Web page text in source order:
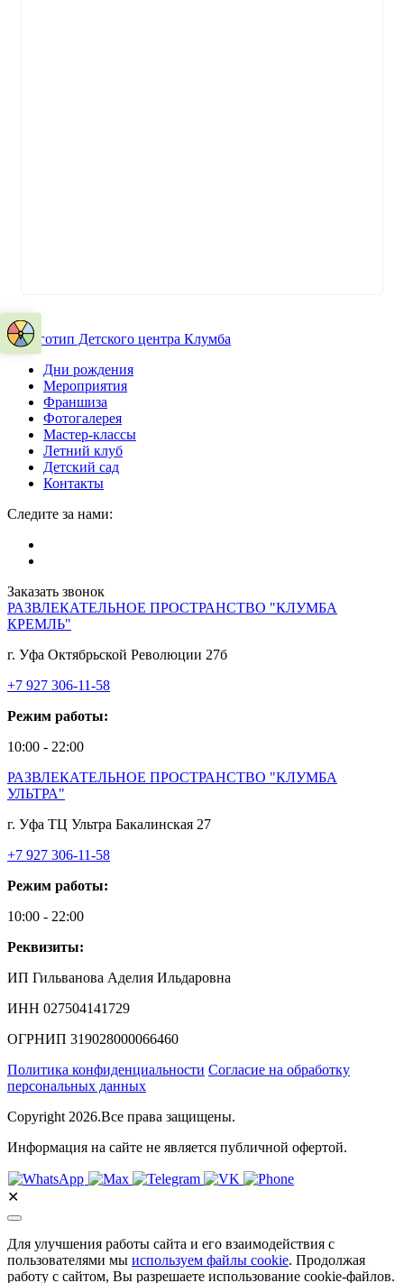
Дни рождения
Мероприятия
Франшиза
Фотогалерея
Мастер-классы
Летний клуб
Детский сад
Контакты
Следите за нами:
Заказать звонок
РАЗВЛЕКАТЕЛЬНОЕ ПРОСТРАНСТВО "КЛУМБА
КРЕМЛЬ"
г. Уфа Октябрьской Революции 27б
+7 927 306-11-58
Режим работы:
10:00 - 22:00
РАЗВЛЕКАТЕЛЬНОЕ ПРОСТРАНСТВО "КЛУМБА
УЛЬТРА"
г. Уфа ТЦ Ультра Бакалинская 27
+7 927 306-11-58
Режим работы:
10:00 - 22:00
Реквизиты:
ИП Гильванова Аделия Ильдаровна⁠
ИНН 027504141729
ОГРНИП 319028000066460
Политика конфиденциальности Согласие на обработку
персональных данных
Copyright 2026.Все права защищены.
Информация на сайте не является публичной офертой.
✕
Для улучшения работы сайта и его взаимодействия с
пользователями мы используем файлы cookie. Продолжая
работу с сайтом, Вы разрешаете использование cookie-файлов.